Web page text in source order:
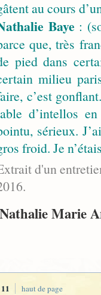
au cours
Baye :
que, très
pied dans
milieu
c’est
d’intellos
sérieux.
froid. Je
d'un
Marie
11 haut de page